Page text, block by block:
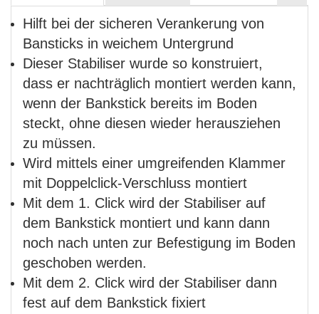
Hilft bei der sicheren Verankerung von
Bansticks in weichem Untergrund
Dieser Stabiliser wurde so konstruiert,
dass er nachträglich montiert werden kann,
wenn der Bankstick bereits im Boden
steckt, ohne diesen wieder herausziehen
zu müssen.
Wird mittels einer umgreifenden Klammer
mit Doppelclick-Verschluss montiert
Mit dem 1. Click wird der Stabiliser auf
dem Bankstick montiert und kann dann
noch nach unten zur Befestigung im Boden
geschoben werden.
Mit dem 2. Click wird der Stabiliser dann
fest auf dem Bankstick fixiert